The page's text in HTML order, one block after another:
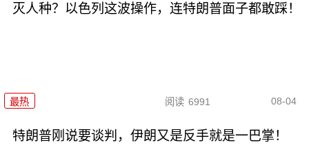
灭人种？以色列这波操作，连特朗普面子都敢踩！
最热 阅读 6991 08-04
特朗普刚说要谈判，伊朗又是反手就是一巴掌！